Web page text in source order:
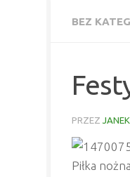
BEZ
PRZEZ JANEK
Piłka